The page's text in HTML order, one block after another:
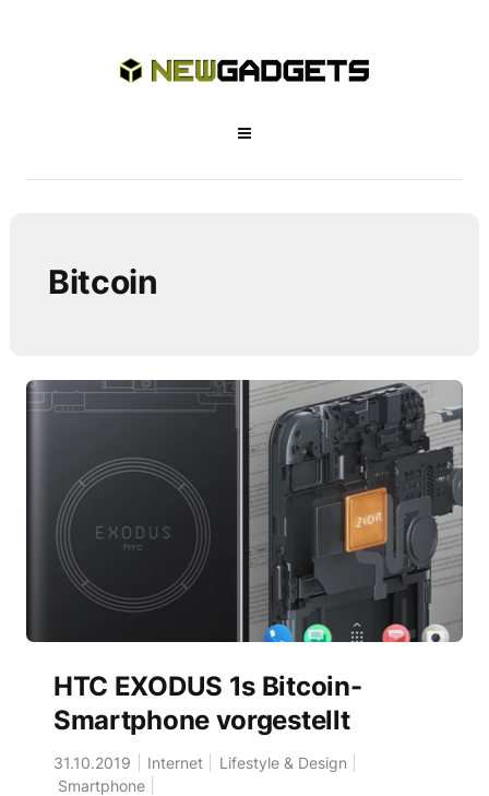
Bitcoin
HTC EXODUS 1s Bitcoin-
Smartphone vorgestellt
31.10.2019 Internet
Lifestyle & Design
Smartphone